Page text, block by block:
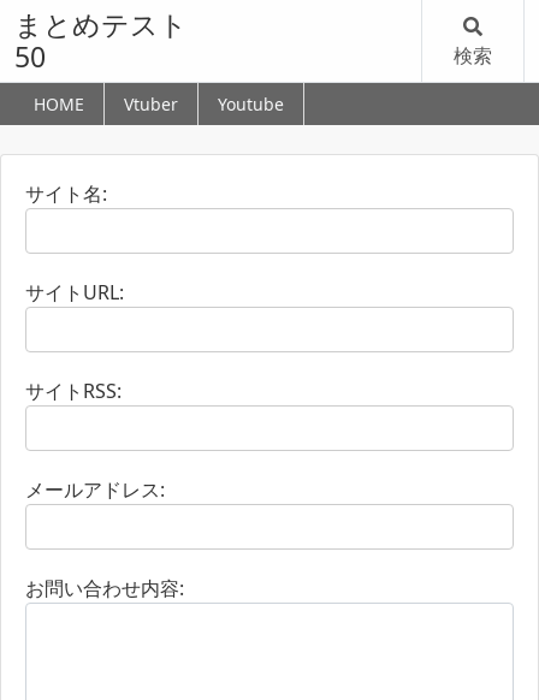
まとめテスト
50
検索
HOME Vtuber Youtube
サイト名:
サイトURL:
サイトRSS:
メールアドレス:
お問い合わせ内容: